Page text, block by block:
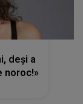
deși a
noroc!»